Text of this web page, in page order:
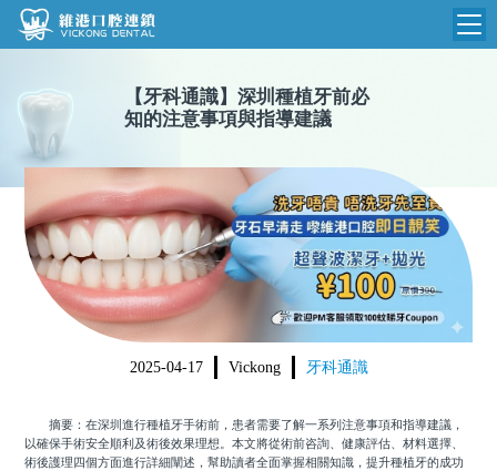
維港首頁
品牌介紹
環境設備
醫院新聞
收費標準
N
收費總表
植牙收費
根管收費
美學收費
箍牙收費
醫生團隊
門診時間
【 牙科通識】 深圳種植牙前必
知的注意事項與指導建議
2025-04-17 Vickong 牙科通識
摘要：在深圳進行種植牙手術前，患者需要了解一系列注意事項和指導建議，
以確保手術安全順利及術後效果理想。本文將從術前咨詢、健康評估、材料選擇、
術後護理四個方面進行詳細闡述，幫助讀者全面掌握相關知識，提升種植牙的成功